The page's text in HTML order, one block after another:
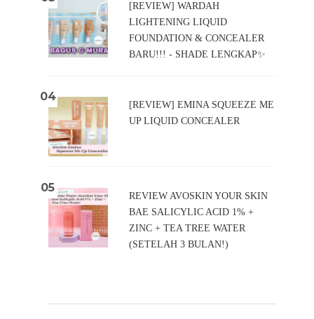
[REVIEW] WARDAH
LIGHTENING LIQUID
FOUNDATION & CONCEALER
BARU!!! - SHADE LENGKAP✨
[REVIEW] EMINA SQUEEZE ME
UP LIQUID CONCEALER
REVIEW AVOSKIN YOUR SKIN
BAE SALICYLIC ACID 1% +
ZINC + TEA TREE WATER
(SETELAH 3 BULAN!)